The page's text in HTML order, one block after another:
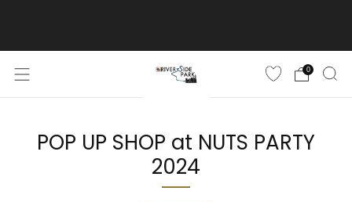
0
POP UP SHOP at NUTS PARTY
2024